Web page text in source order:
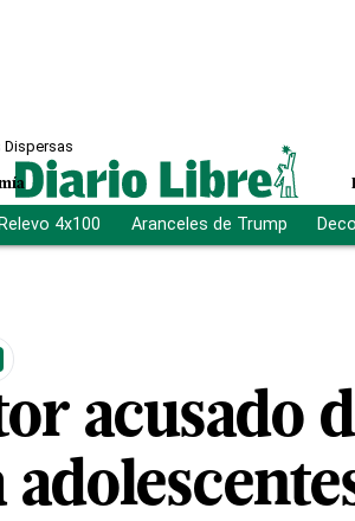
Dispersas
Relevo 4x100 Aranceles de Trump
acusado